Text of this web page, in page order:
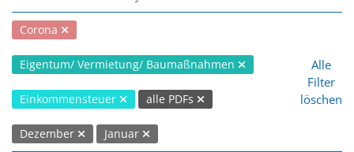
Corona
Eigentum/ Vermietung/ Baumaßnahmen
Einkommensteuer alle PDFs
Dezember Januar
Alle
Filter
löschen